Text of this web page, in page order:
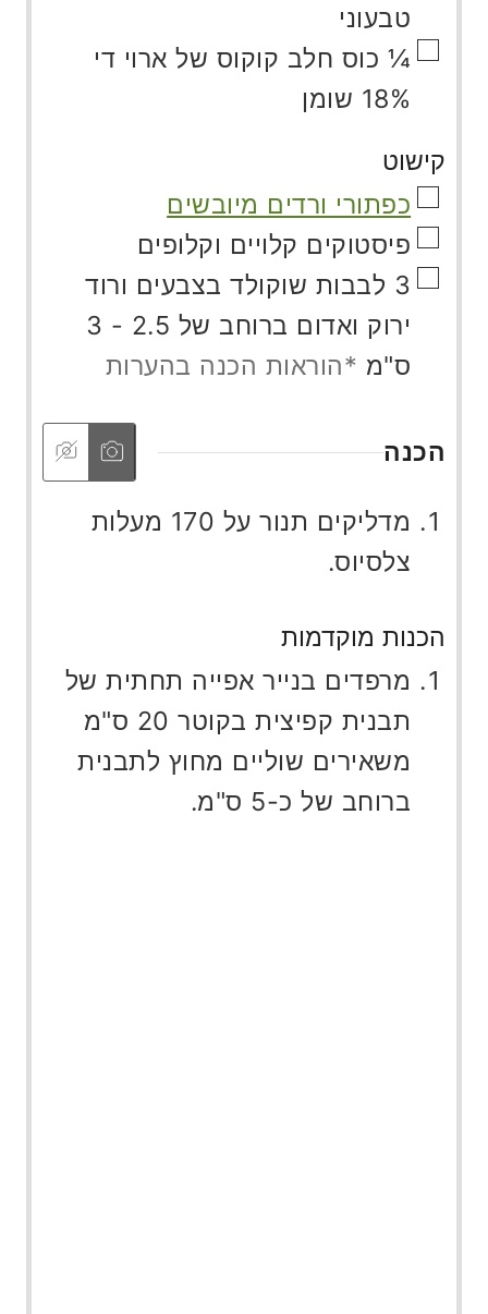
טבעוני
▢
¼ כוס חלב קוקוס של ארוי די
18% שומן
קישוט
▢ כפתורי ורדים מיובשים
▢ פיסטוקים קלויים וקלופים
▢
3 לבבות שוקולד בצבעים ורוד
ירוק ואדום ברוחב של 2.5 - 3
ס"מ *הוראות הכנה בהערות
הכנה
מדליקים תנור על 170 מעלות
צלסיוס.
הכנות מוקדמות
מרפדים בנייר אפייה תחתית של
תבנית קפיצית בקוטר 20 ס"מ
משאירים שוליים מחוץ לתבנית
ברוחב של כ-5 ס"מ.